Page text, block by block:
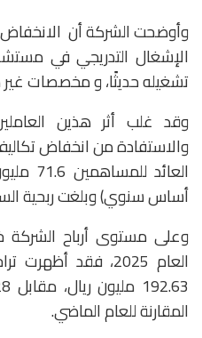
وأوضحت الشركة أن
الإشغال التدريجي في
تشغيله حديثًا، و مخصصات غير
وقد غلب أثر هذين
والاستفادة من انخفاض
أساس سنوي) وبلغت ربحية السهم 0.31
وعلى مستوى أرباح
المقارنة للعام الماضي.